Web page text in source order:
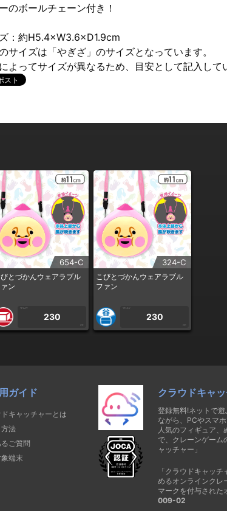
のボールチェーン付き！
：約H5.4×W3.6×D1.9cm
サイズは「やぎざ」のサイズとなっています。
よってサイズが異なるため、目安として記入して
654-C
とづかんウェアラブル
ン
1PLAY
230
CP
324-C
こびとづかんウェアラブル
ファン
1PLAY
230
CP
ガイド
キャッチャーとは
法
ご質問
端末
クラウドキャ
登録無料!ネットで
ながら、PCやスマ
人気のフィギュア
で、クレーンゲーム
ャッチャー」
「クラウドキャッ
めるオンラインクレ
マークを付与された
009-02